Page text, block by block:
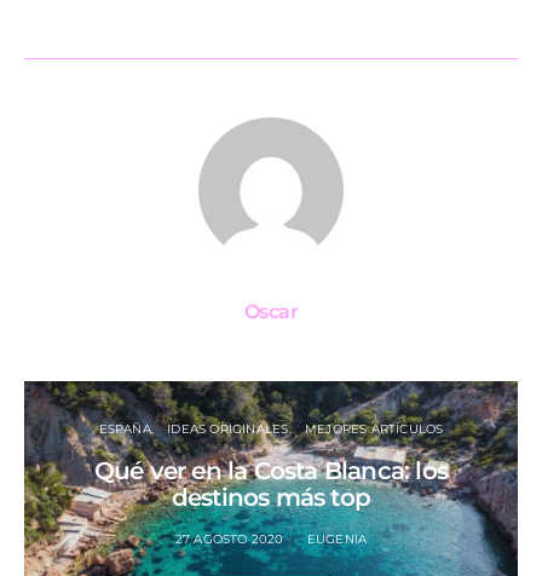
Oscar
ESPAÑA IDEAS ORIGINALES MEJORES ARTÍCULOS
Qué ver en la Costa Blanca: los
destinos más top
27 AGOSTO 2020 EUGENIA